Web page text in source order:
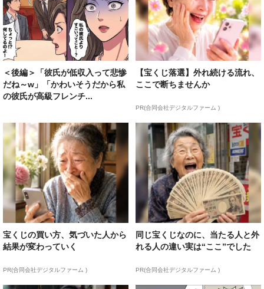
＜後編＞「彼氏が低収入って悲惨
だね～w」「かわいそうだから私
の彼氏が高級フレンチ...
【宝くじ落選】外れ続ける流れ、
ここで断ちませんか
PR(合同会社デジタルファーム )
宝くじの買い方、気づいた人から
結果が変わっていく
PR(合同会社デジタルファーム )
同じ宝くじなのに、当たる人と外
れる人の違い実は“ここ”でした
PR(合同会社デジタルファーム )